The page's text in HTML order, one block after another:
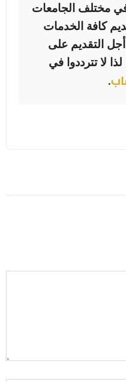
في مختلف الجامعات
كافة الخدمات
التقديم على
لذا لا تترددوا في
.